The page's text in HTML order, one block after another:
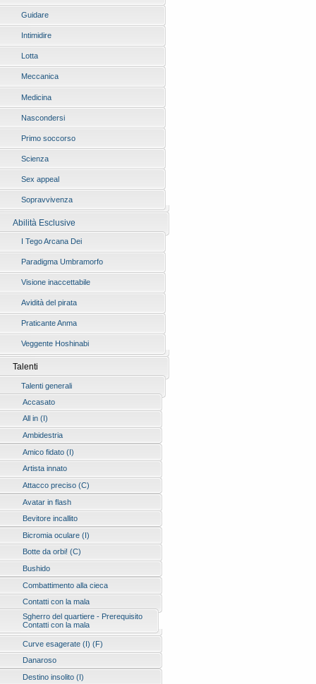
Guidare
Intimidire
Lotta
Meccanica
Medicina
Nascondersi
Primo soccorso
Scienza
Sex appeal
Sopravvivenza
Abilità Esclusive
I Tego Arcana Dei
Paradigma Umbramorfo
Visione inaccettabile
Avidità del pirata
Praticante Anma
Veggente Hoshinabi
Talenti
Talenti generali
Accasato
All in (I)
Ambidestria
Amico fidato (I)
Artista innato
Attacco preciso (C)
Avatar in flash
Bevitore incallito
Bicromia oculare (I)
Botte da orbi! (C)
Bushido
Combattimento alla cieca
Contatti con la mala
Sgherro del quartiere - Prerequisito
Contatti con la mala
Curve esagerate (I) (F)
Danaroso
Destino insolito (I)